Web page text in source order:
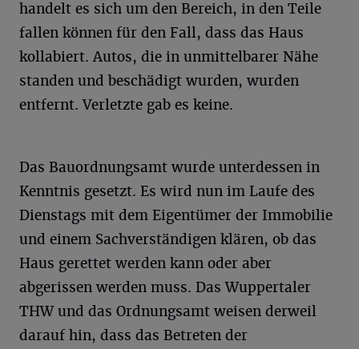
handelt es sich um den Bereich, in den Teile
fallen können für den Fall, dass das Haus
kollabiert. Autos, die in unmittelbarer Nähe
standen und beschädigt wurden, wurden
entfernt. Verletzte gab es keine.
Das Bauordnungsamt wurde unterdessen in
Kenntnis gesetzt. Es wird nun im Laufe des
Dienstags mit dem Eigentümer der Immobilie
und einem Sachverständigen klären, ob das
Haus gerettet werden kann oder aber
abgerissen werden muss. Das Wuppertaler
THW und das Ordnungsamt weisen derweil
darauf hin, dass das Betreten der